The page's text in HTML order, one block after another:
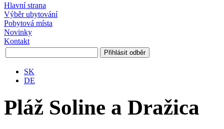
Hlavní strana
Výběr ubytování
Pobytová místa
Novinky
Kontakt
SK
DE
Pláž Soline a Dražica